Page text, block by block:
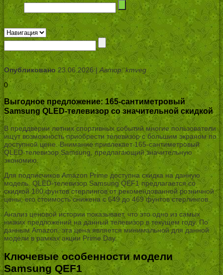
Опубликовано23.06.2026 |Автор: kmveg
0
Выгодное предложение: 165-сантиметровый
Samsung QLED-телевизор со значительной скидкой
В преддверии летних спортивных событий многие пользователи
ищут возможность приобрести телевизор с большим экраном по
доступной цене. Внимание привлекает 165-сантиметровый
QLED-телевизор Samsung, предлагающий значительную
экономию.
Для подписчиков Amazon Prime доступна скидка на данную
модель. QLED-телевизор Samsung QEF1 предлагается со
скидкой 180 фунтов стерлингов от рекомендованной розничной
цены, его стоимость снижена с 649 до 469 фунтов стерлингов.
Анализ ценовой истории показывает, что это одно из самых
низких предложений на данный телевизор в текущем году. По
данным Amazon, эта цена является минимальной для данной
модели в рамках акции Prime Day.
Ключевые особенности модели
Samsung QEF1